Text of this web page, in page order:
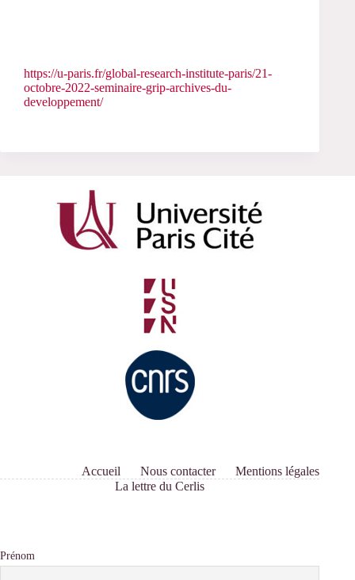
https://u-paris.fr/global-research-institute-paris/21-
octobre-2022-seminaire-grip-archives-du-
developpement/
Accueil Nous contacter
Mentions légales
La lettre du Cerlis
Prénom